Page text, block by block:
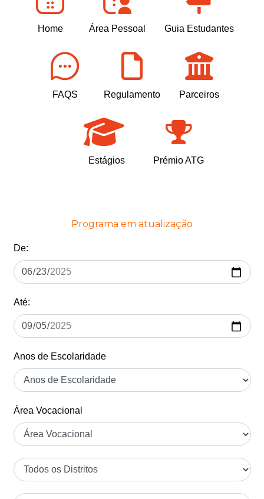
Home Área Pessoal Guia Estudantes
FAQS Regulamento Parceiros
Estágios Prémio ATG
Programa em atualização
De:
Até:
Anos de Escolaridade
Área Vocacional